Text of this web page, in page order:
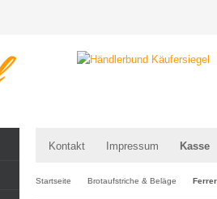
Kontakt Impressum Kasse
Startseite Brotaufstriche & Beläge